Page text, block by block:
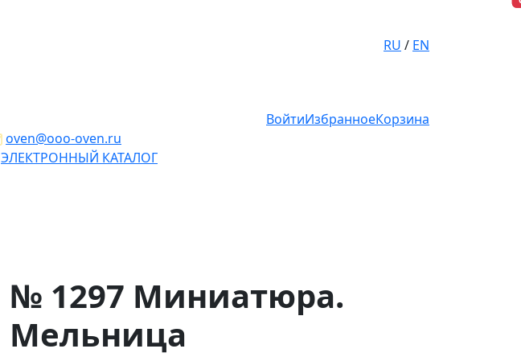
RU / EN
ВойтиИзбранноеКорзина
oven@ooo-oven.ru
ЭЛЕКТРОННЫЙ КАТАЛОГ
№ 1297 Миниатюра.
Мельница